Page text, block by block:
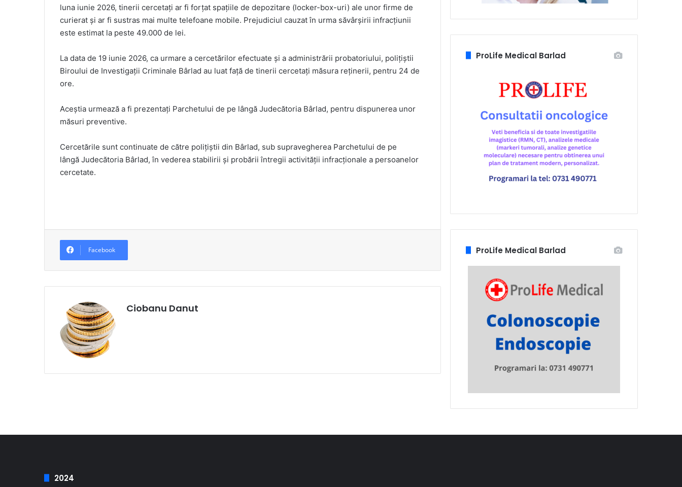
luna iunie 2026, tinerii cercetați ar fi forțat spațiile de depozitare (locker-box-uri) ale unor firme de
curierat și ar fi sustras mai multe telefoane mobile. Prejudiciul cauzat în urma săvârșirii infracțiunii
este estimat la peste 49.000 de lei.
La data de 19 iunie 2026, ca urmare a cercetărilor efectuate și a administrării probatoriului, polițiștii
Biroului de Investigații Criminale Bârlad au luat față de tinerii cercetați măsura reținerii, pentru 24 de
ore.
Aceștia urmează a fi prezentați Parchetului de pe lângă Judecătoria Bârlad, pentru dispunerea unor
măsuri preventive.
Cercetările sunt continuate de către polițiștii din Bârlad, sub supravegherea Parchetului de pe
lângă Judecătoria Bârlad, în vederea stabilirii și probării întregii activității infracționale a persoanelor
cercetate.
Facebook
Ciobanu Danut
ProLife Medical Barlad
ProLife Medical Barlad
2024